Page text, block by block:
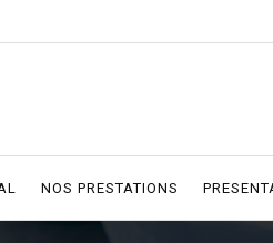
NOS PRESTATIONS